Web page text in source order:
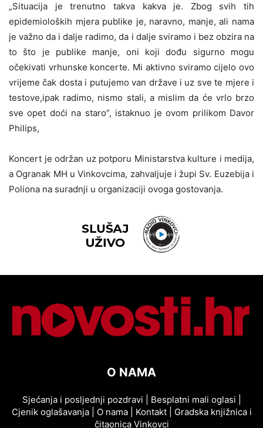
„Situacija je trenutno takva kakva je. Zbog svih tih
epidemioloških mjera publike je, naravno, manje, ali nama
je važno da i dalje radimo, da i dalje sviramo i bez obzira na
to što je publike manje, oni koji dođu sigurno mogu
očekivati vrhunske koncerte. Mi aktivno sviramo cijelo ovo
vrijeme čak dosta i putujemo van države i uz sve te mjere i
testove,ipak radimo, nismo stali, a mislim da će vrlo brzo
sve opet doći na staro”, istaknuo je ovom prilikom Davor
Philips,
Koncert je održan uz potporu Ministarstva kulture i medija,
a Ogranak MH u Vinkovcima, zahvaljuje i župi Sv. Euzebija i
Poliona na suradnji u organizaciji ovoga gostovanja.
O NAMA
Sjećanja i posljednji pozdravi Besplatni mali oglasi
Cjenik oglašavanja| O nama| Kontakt| Gradska knjižnica i
čitaonica Vinkovci